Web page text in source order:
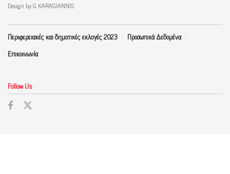
Design by G KARAGIANNIS
Περιφερειακές και δημοτικές εκλογές 2023
Προσωπικά Δεδομένα
Επικοινωνία
Follow Us